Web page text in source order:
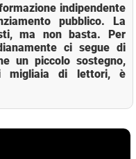
indipendente
pubblico. La
ma non basta. Per
ci segue di
un piccolo sostegno,
migliaia di lettori, è